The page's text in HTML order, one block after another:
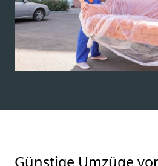
Günstige Umzüge